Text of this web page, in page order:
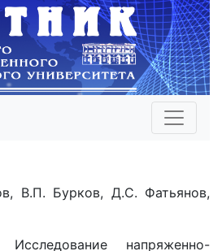
В.П. Бурков, Д.С. Фатьянов,
Исследование напряженно-